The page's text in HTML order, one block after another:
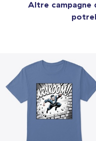
Altre campagne